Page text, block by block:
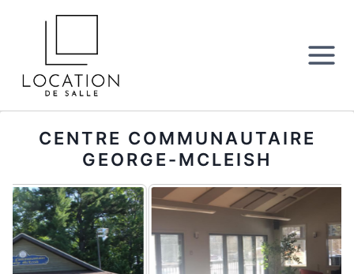
CENTRE COMMUNAUTAIRE
GEORGE-MCLEISH